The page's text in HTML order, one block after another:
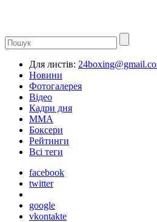
Для листів:
Новини
Фотогалерея
Відео
Кадри дня
ММА
Боксери
Рейтинги
Всі теги
facebook
twitter
google
vkontakte